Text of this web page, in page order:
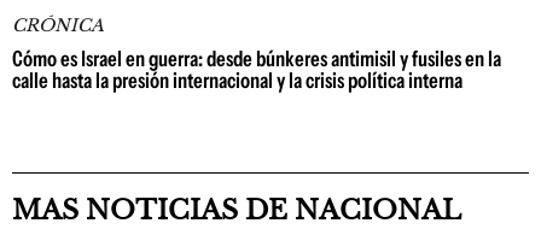
CRÓNICA
Cómo es Israel en guerra: desde búnkeres antimisil y fusiles en la
calle hasta la presión internacional y la crisis política interna
MAS NOTICIAS DE NACIONAL